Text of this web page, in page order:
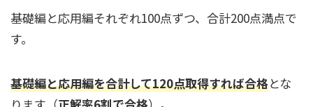
基礎編と応用編それぞれ100点ずつ、合計200点満点で
す。
基礎編と応用編を合計して120点取得すれば合格とな